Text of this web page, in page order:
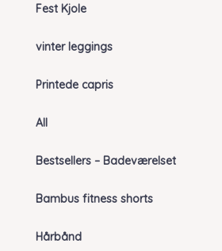
Fest Kjole
vinter leggings
Printede capris
All
Bestsellers – Badeværelset
Bambus fitness shorts
Hårbånd